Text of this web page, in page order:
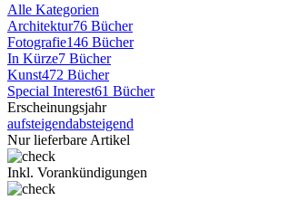
Alle Kategorien
Architektur76 Bücher
Fotografie146 Bücher
In Kürze7 Bücher
Kunst472 Bücher
Special Interest61 Bücher
Erscheinungsjahr
aufsteigendabsteigend
Nur lieferbare Artikel
Inkl. Vorankündigungen